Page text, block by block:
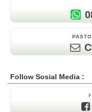
Follow Sosial Media :